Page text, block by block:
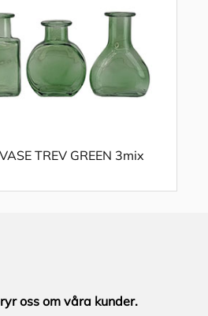
TREV GREEN 3mix
oss om våra kunder.